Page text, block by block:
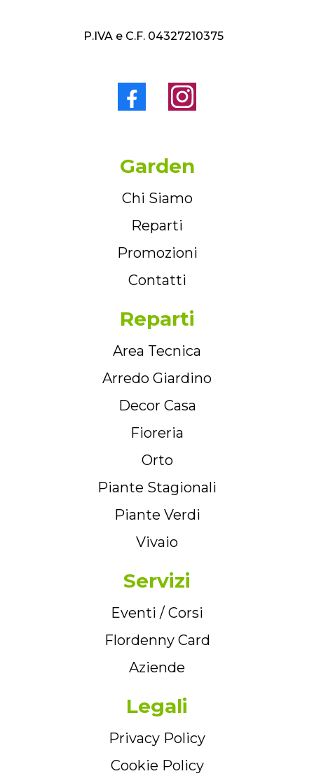
P.IVA e C.F. 04327210375
Garden
Chi Siamo
Reparti
Promozioni
Contatti
Reparti
Area Tecnica
Arredo Giardino
Decor Casa
Fioreria
Orto
Piante Stagionali
Piante Verdi
Vivaio
Servizi
Eventi / Corsi
Flordenny Card
Aziende
Legali
Privacy Policy
Cookie Policy